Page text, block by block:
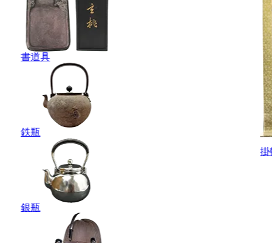
書道具
鉄瓶
銀瓶
掛